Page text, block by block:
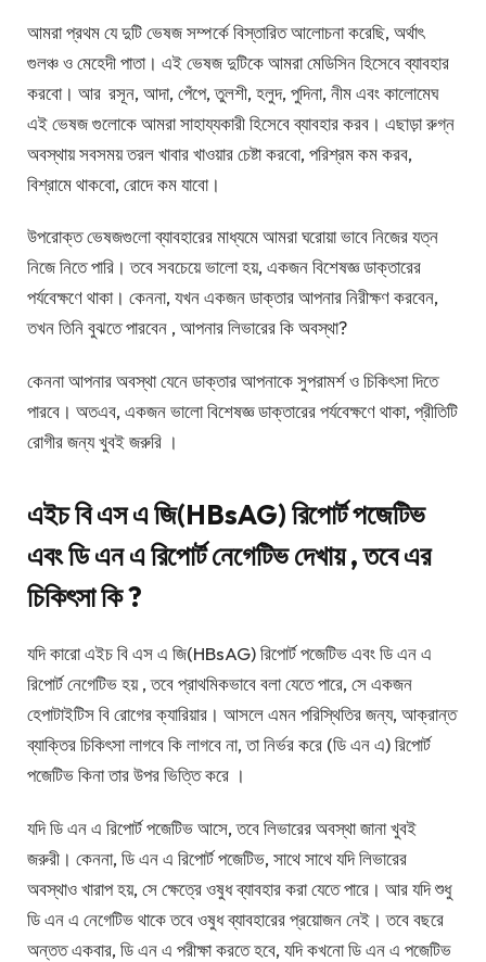
আমরা প্রথম যে দুটি ভেষজ সম্পর্কে বিস্তারিত আলোচনা করেছি, অর্থাৎ
গুলঞ্চ ও মেহেদী পাতা। এই ভেষজ দুটিকে আমরা মেডিসিন হিসেবে ব্যাবহার
করবো। আর রসূন, আদা, পেঁপে, তুলশী, হলুদ, পুদিনা, নীম এবং কালোমেঘ
এই ভেষজ গুলোকে আমরা সাহায্যকারী হিসেবে ব্যাবহার করব। এছাড়া রুগ্ন
অবস্থায় সবসময় তরল খাবার খাওয়ার চেষ্টা করবো, পরিশ্রম কম করব,
বিশ্রামে থাকবো, রোদে কম যাবো।
উপরোক্ত ভেষজগুলো ব্যাবহারের মাধ্যমে আমরা ঘরোয়া ভাবে নিজের যত্ন
নিজে নিতে পারি। তবে সবচেয়ে ভালো হয়, একজন বিশেষজ্ঞ ডাক্তারের
পর্যবেক্ষণে থাকা। কেননা, যখন একজন ডাক্তার আপনার নিরীক্ষণ করবেন,
তখন তিনি বুঝতে পারবেন , আপনার লিভারের কি অবস্থা?
কেননা আপনার অবস্থা যেনে ডাক্তার আপনাকে সুপরামর্শ ও চিকিৎসা দিতে
পারবে। অতএব, একজন ভালো বিশেষজ্ঞ ডাক্তারের পর্যবেক্ষণে থাকা, প্রীতিটি
রোগীর জন্য খুবই জরুরি ।
এইচ বি এস এ জি(HBsAG)রিপোর্ট পজেটিভ
এবং ডি এন এ রিপোর্ট নেগেটিভদেখায়,তবে এর
চিকিৎসা কি?
যদি কারো এইচ বি এস এ জি(HBsAG) রিপোর্ট পজেটিভ এবং ডি এন এ
রিপোর্ট নেগেটিভ হয় , তবে প্রাথমিকভাবে বলা যেতে পারে, সে একজন
হেপাটাইটিস বি রোগের ক্যারিয়ার। আসলে এমন পরিস্থিতির জন্য, আক্রান্ত
ব্যাক্তির চিকিৎসা লাগবে কি লাগবে না, তা নির্ভর করে (ডি এন এ) রিপোর্ট
পজেটিভ কিনা তার উপর ভিত্তি করে ।
যদি ডি এন এ রিপোর্ট পজেটিভ আসে, তবে লিভারের অবস্থা জানা খুবই
জরুরী। কেননা, ডি এন এ রিপোর্ট পজেটিভ, সাথে সাথে যদি লিভারের
অবস্থাও খারাপ হয়, সে ক্ষেত্রে ওষুধ ব্যাবহার করা যেতে পারে। আর যদি শুধু
ডি এন এ নেগেটিভ থাকে তবে ওষুধ ব্যাবহারের প্রয়োজন নেই। তবে বছরে
অন্তত একবার, ডি এন এ পরীক্ষা করতে হবে, যদি কখনো ডি এন এ পজেটিভ